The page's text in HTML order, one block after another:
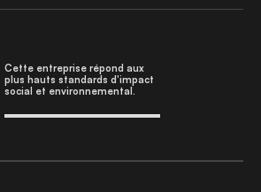
Cette entreprise répond aux
plus hauts standards d'impact
social et environnemental.